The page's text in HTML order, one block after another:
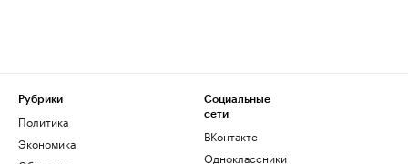
Рубрики
Политика
Экономика
Социальные
сети
ВКонтакте
Одноклассники